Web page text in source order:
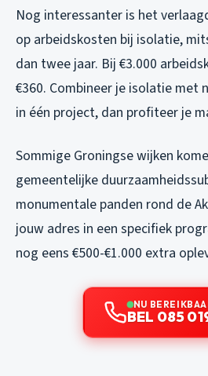
Nog interessanter is het
op arbeidskosten bij isolatie,
dan twee jaar. Bij €3.000
€360. Combineer je isolatie met
in één project, dan profiteer je
Sommige Groningse wijken
gemeentelijke
monumentale panden rond de
jouw adres in een specifiek
nog eens €500-€1.000 extra
NU
BEL 085